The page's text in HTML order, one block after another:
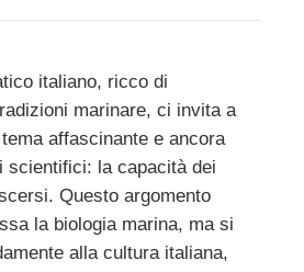
italiano, ricco di
marinare, ci invita a
affascinante e ancora
scientifici: la capacità dei
Questo argomento
la biologia marina, ma si
alla cultura italiana,